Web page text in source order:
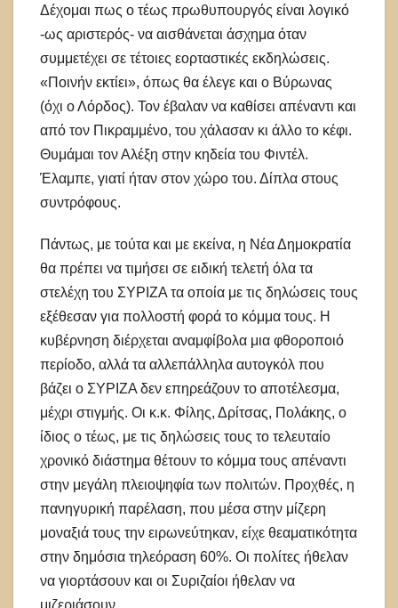
Δέχομαι πως ο τέως πρωθυπουργός είναι λογικό
-ως αριστερός- να αισθάνεται άσχημα όταν
συμμετέχει σε τέτοιες εορταστικές εκδηλώσεις.
«Ποινήν εκτίει», όπως θα έλεγε και ο Βύρωνας
(όχι ο Λόρδος). Τον έβαλαν να καθίσει απέναντι και
από τον Πικραμμένο, του χάλασαν κι άλλο το κέφι.
Θυμάμαι τον Αλέξη στην κηδεία του Φιντέλ.
Έλαμπε, γιατί ήταν στον χώρο του. Δίπλα στους
συντρόφους.
Πάντως, με τούτα και με εκείνα, η Νέα Δημοκρατία
θα πρέπει να τιμήσει σε ειδική τελετή όλα τα
στελέχη του ΣΥΡΙΖΑ τα οποία με τις δηλώσεις τους
εξέθεσαν για πολλοστή φορά το κόμμα τους. Η
κυβέρνηση διέρχεται αναμφίβολα μια φθοροποιό
περίοδο, αλλά τα αλλεπάλληλα αυτογκόλ που
βάζει ο ΣΥΡΙΖΑ δεν επηρεάζουν το αποτέλεσμα,
μέχρι στιγμής. Οι κ.κ. Φίλης, Δρίτσας, Πολάκης, ο
ίδιος ο τέως, με τις δηλώσεις τους το τελευταίο
χρονικό διάστημα θέτουν το κόμμα τους απέναντι
στην μεγάλη πλειοψηφία των πολιτών. Προχθές, η
πανηγυρική παρέλαση, που μέσα στην μίζερη
μοναξιά τους την ειρωνεύτηκαν, είχε θεαματικότητα
στην δημόσια τηλεόραση 60%. Οι πολίτες ήθελαν
να γιορτάσουν και οι Συριζαίοι ήθελαν να